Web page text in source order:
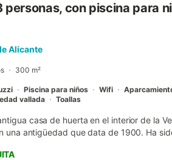
para los huéspedes. Además, el
un cómodo sistema de auto check-in....
personas, con piscina para
Alicante
300 m²
Piscina para niños Wifi
vallada Toallas
casa de huerta en el interior de la
una antigüedad que data de 1900. Ha
Fermín Navarro. Dispone de un amplio